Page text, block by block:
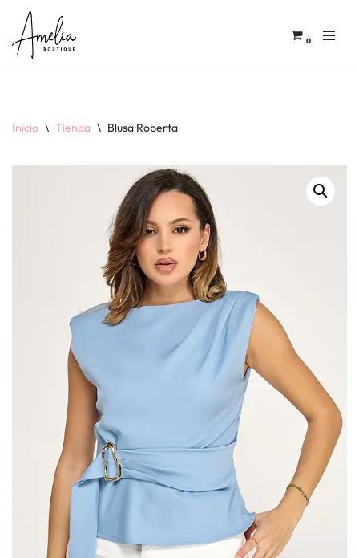
Saltar
0
Inicio \ Tienda \ Blusa Roberta